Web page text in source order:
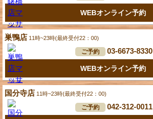
WEBオンライン予約
巣鴨店 11時~23時(最終受付22：00)
ご予約 03-6673-8330
WEBオンライン予約
国分寺店 11時~23時(最終受付22：00)
ご予約 042-312-0011